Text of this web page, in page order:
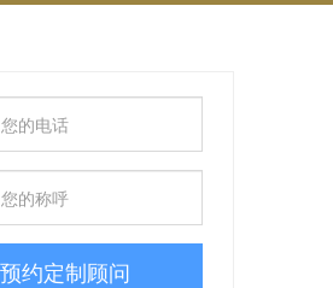
预约定制顾问